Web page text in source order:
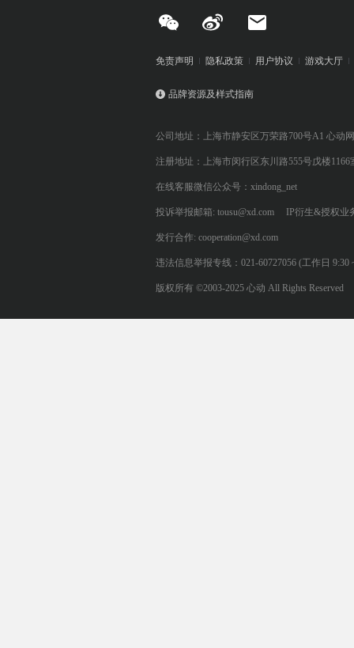
免责声明 隐私政策 用户协议 游戏大厅
品牌资源及样式指南
公司地址：上海市静安区万荣路700号A1 心动
注册地址：上海市闵行区东川路555号戊楼1166
在线客服微信公众号：xindong_net
投诉举报邮箱: tousu@xd.com IP衍生&授权业
发行合作: cooperation@xd.com
违法信息举报专线：021-60727056 (工作日 9:30
版权所有 ©2003-2025 心动 All Rights Reserved